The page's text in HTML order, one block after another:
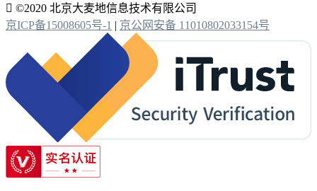
 ©2020 北京大麦地信息技术有限公司
京ICP备15008605号-1 | 京公网安备 11010802033154号